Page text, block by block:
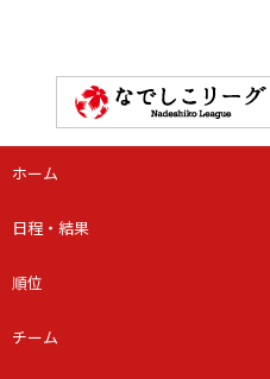
ホーム
日程・結果
順位
チーム